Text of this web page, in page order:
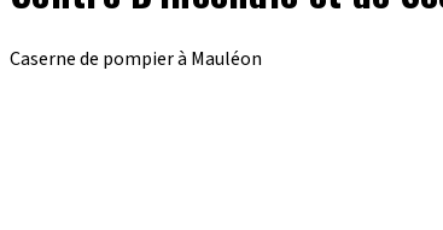
Caserne de pompier à Mauléon